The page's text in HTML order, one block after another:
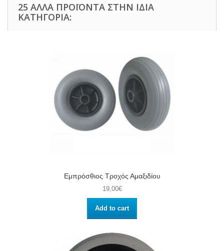
25 ΆΛΛΑ ΠΡΟΪΌΝΤΑ ΣΤΗΝ ΊΔΙΑ
ΚΑΤΗΓΟΡΊΑ:
Εμπρόσθιος Τροχός Αμαξιδίου
19,00€
Add to cart